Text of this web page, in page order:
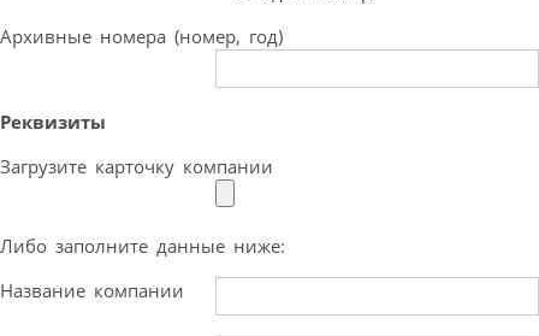
Архивные номера (номер, год)
Реквизиты
Загрузите карточку компании
Либо заполните данные ниже:
Название компании